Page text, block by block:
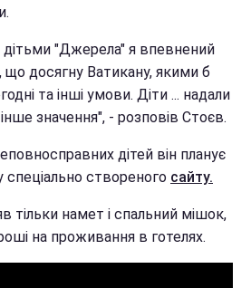
дітьми "Джерела" я впевнений
що досягну Ватикану, якими б
та інші умови. Діти ... надали
значення", - розповів Стоєв.
дітей він планує
створеного сайту.
тільки намет і спальний мішок,
на проживання в готелях.